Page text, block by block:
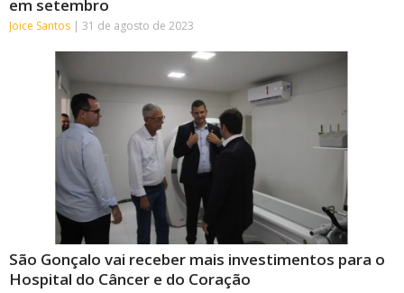
em setembro
Joice Santos 31 de agosto de 2023
São Gonçalo vai receber mais investimentos para o
Hospital do Câncer e do Coração